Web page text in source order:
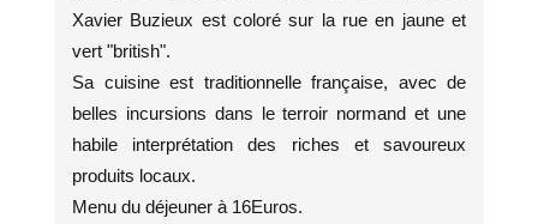
Xavier Buzieux est coloré sur la rue en jaune et
vert "british".
Sa cuisine est traditionnelle française, avec de
belles incursions dans le terroir normand et une
habile interprétation des riches et savoureux
produits locaux.
Menu du déjeuner à 16Euros.